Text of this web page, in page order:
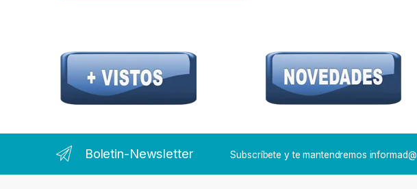
Boletin-Newsletter Subscríbete y te mantendremos informad@